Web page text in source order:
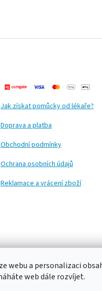
webu a personalizaci
web dále rozvíjet.
Jak získat pomůcky od lékaře?
Doprava a platba
Obchodní podmínky
Ochrana osobních údajů
Reklamace a vrácení zboží